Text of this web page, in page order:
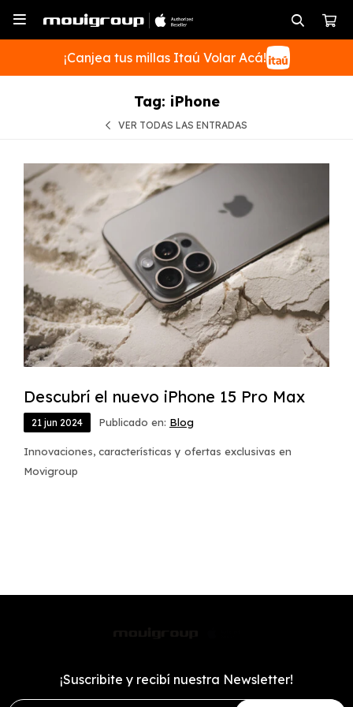

¡Canjea tus millas Itaú Volar Acá!
Tag: iPhone
VER TODAS LAS ENTRADAS
Descubrí el nuevo iPhone 15 Pro Max
21 jun 2024 Publicado en: Blog
Innovaciones, características y ofertas exclusivas en
Movigroup
¡Suscribite y recibí nuestra Newsletter!
SUSCRIBIRME